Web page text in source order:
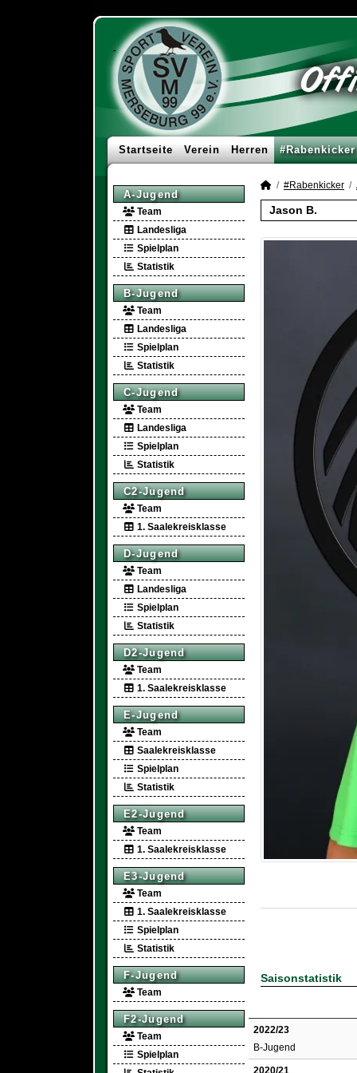
Startseite Verein Herren #Rabenkicker
A-Jugend
Team
Landesliga
Spielplan
Statistik
B-Jugend
Team
Landesliga
Spielplan
Statistik
C-Jugend
Team
Landesliga
Spielplan
Statistik
C2-Jugend
Team
1. Saalekreisklasse
D-Jugend
Team
Landesliga
Spielplan
Statistik
D2-Jugend
Team
1. Saalekreisklasse
E-Jugend
Team
Saalekreisklasse
Spielplan
Statistik
E2-Jugend
Team
1. Saalekreisklasse
E3-Jugend
Team
1. Saalekreisklasse
Spielplan
Statistik
F-Jugend
Team
F2-Jugend
Team
Spielplan
#Rabenkicker
Jason B.
Saisonstatistik
2022/23
B-Jugend
2020/21